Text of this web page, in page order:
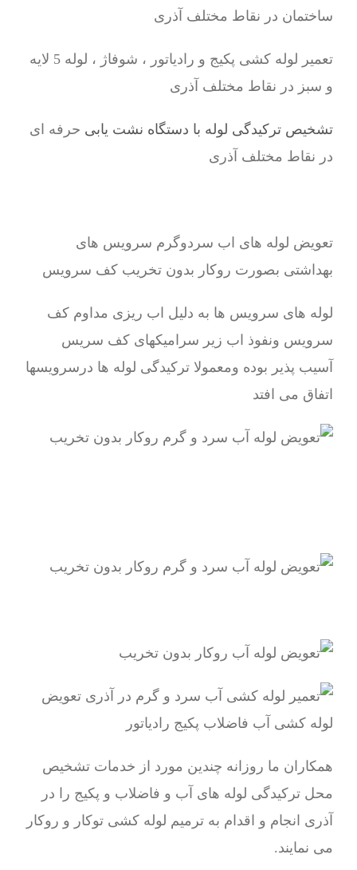
ساختمان در نقاط مختلف آذری
تعمیر لوله کشی پکیج و رادیاتور ، شوفاژ ، لوله 5 لایه
و سبز در نقاط مختلف آذری
تشخیص ترکیدگی لوله با دستگاه نشت یابی حرفه ای
در نقاط مختلف آذری
تعویض لوله های اب سردوگرم سرویس های
بهداشتی بصورت روکار بدون تخریب کف سرویس
لوله های سرویس ها به دلیل اب ریزی مداوم کف
سرویس ونفوذ اب زیر سرامیکهای کف سریس
آسیب پذیر بوده ومعمولا ترکیدگی لوله ها درسرویسها
اتفاق می افتد
همکاران ما روزانه چندین مورد از خدمات تشخیص
محل ترکیدگی لوله های آب و فاضلاب و پکیج را در
آذری انجام و اقدام به ترمیم لوله کشی توکار و روکار
می نمایند.